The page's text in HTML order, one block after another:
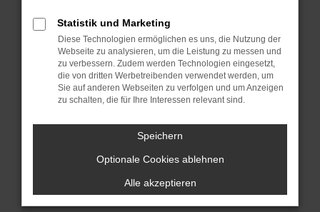
Betriebssystem auf dem neuesten Stand
sind.
Veraltete Software birgt nicht nur ein
Sicherheitsrisiko, sondern kann auch dazu
führen, dass bestimmte Funktionen nicht mehr
unterstützt werden.
Wende dich an den Webseitenbetreiber.
Wenn du alle oben genannten Schritte versucht
hast, kontaktiere uns bitte. Wir werden
versuchen, das Problem zu beheben. Du kannst
uns diesen Text schicken, um uns bei der
Statistik und Marketing
Diese Technologien ermöglichen es uns, die Nutzung der
Webseite zu analysieren, um die Leistung zu messen und
zu verbessern. Zudem werden Technologien eingesetzt,
die von dritten Werbetreibenden verwendet werden, um
Sie auf anderen Webseiten zu verfolgen und um Anzeigen
zu schalten, die für Ihre Interessen relevant sind.
Speichern
Optionale Cookies ablehnen
Alle akzeptieren